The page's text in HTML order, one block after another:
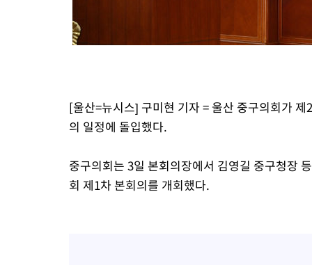
[울산=뉴시스] 구미현 기자 = 울산 중구의회가
의 일정에 돌입했다.
중구의회는 3일 본회의장에서 김영길 중구청장
회 제1차 본회의를 개회했다.